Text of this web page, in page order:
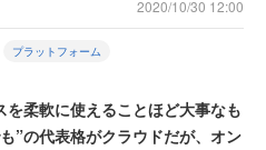
2020/10/30 12:00
プラットフォーム
柔軟に使えることほど大事なも
”の代表格がクラウドだが、オン